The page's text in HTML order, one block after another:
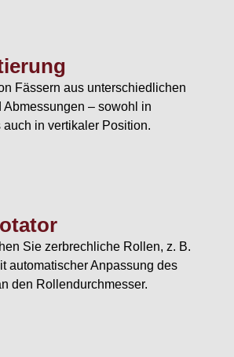
Fässern aus unterschiedlichen
Abmessungen – sowohl in
auch in vertikaler Position.
Sie zerbrechliche Rollen, z. B.
automatischer Anpassung des
den Rollendurchmesser.